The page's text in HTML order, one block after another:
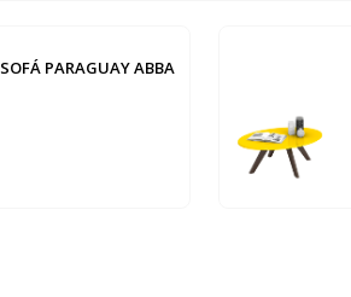
SOFÁ PARAGUAY ABBA